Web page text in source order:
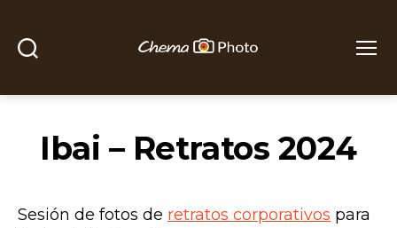
Photo
Ibai – Retratos 2024
Sesión de fotos de retratos corporativos para